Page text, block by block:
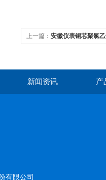
上一篇： 安徽仪表铜芯聚氯
新闻资讯 产
有限公司